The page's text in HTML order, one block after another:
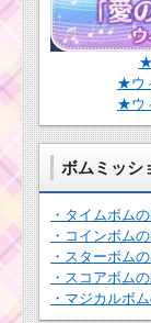
★
★ウ
★ウ
ボムミッシ
・タイムボム
・コインボム
・スターボム
・スコアボム
・マジカルボ